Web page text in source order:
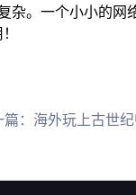
杂。一个小小的网
： 海外玩上古世纪归